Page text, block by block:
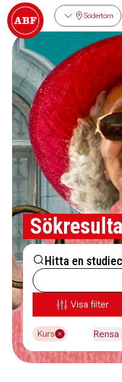
Södertörn
Hitta en
Visa filter
Kurs Rensa